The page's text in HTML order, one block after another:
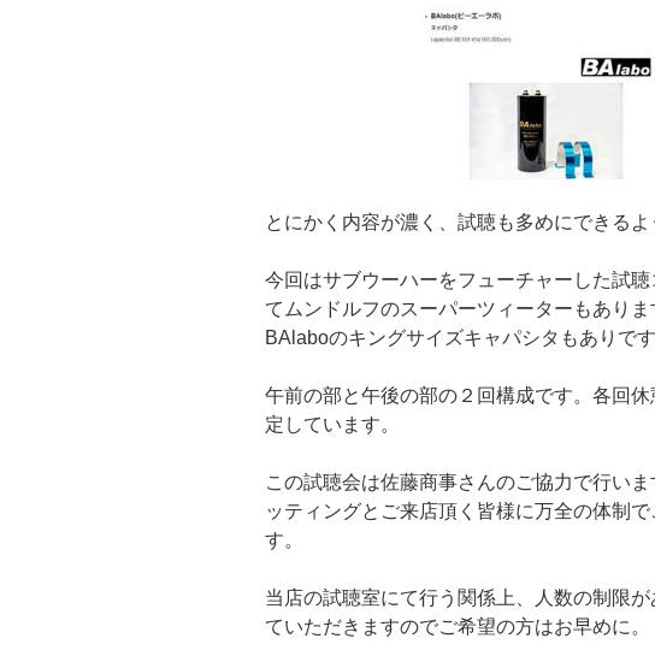
とにかく内容が濃く、試聴も多めにできるよ
今回はサブウーハーをフューチャーした試
てムンドルフのスーパーツィーターもあり
BAlaboのキングサイズキャパシタもありです
午前の部と午後の部の２回構成です。各回
定しています。
この試聴会は佐藤商事さんのご協力で行い
ッティングとご来店頂く皆様に万全の体制
す。
当店の試聴室にて行う関係上、人数の制限
ていただきますのでご希望の方はお早めに。